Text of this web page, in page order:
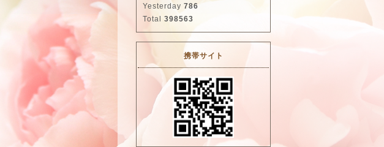
Yesterday 786
Total 398563
携帯サイト